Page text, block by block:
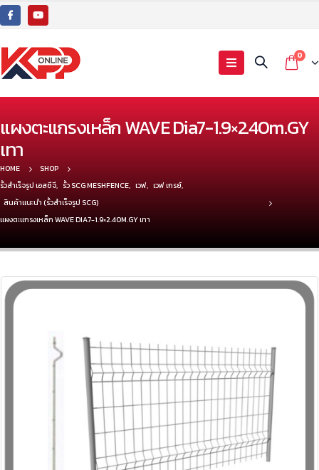
0
แผงตะแกรงเหล็ก WAVE Dia7-1.9×2.40m.GY
เทา
HOME
SHOP
รั้วสำเร็จรูป เอสซีจี, รั้ว SCG MESHFENCE, เวฟ, เวฟ เกรย์,
สินค้าแนะนำ (รั้วสำเร็จรูป SCG)
แผงตะแกรงเหล็ก WAVE DIA7-1.9×2.40M.GY เทา